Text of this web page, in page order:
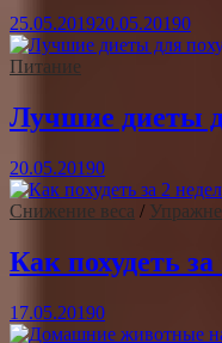
25.05.201920.05.20190
Питание
Лучшие диеты
20.05.20190
Снижение веса /
Как похудеть
17.05.20190